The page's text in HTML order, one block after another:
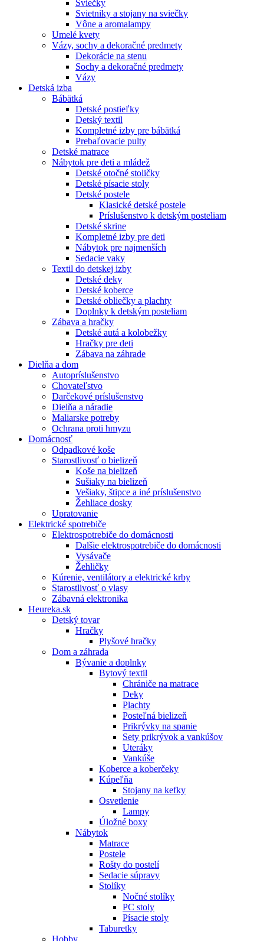
Sviečky
Svietniky a stojany na sviečky
Vône a aromalampy
Umelé kvety
Vázy, sochy a dekoračné predmety
Dekorácie na stenu
Sochy a dekoračné predmety
Vázy
Detská izba
Bábätká
Detské postieľky
Detský textil
Kompletné izby pre bábätká
Prebaľovacie pulty
Detské matrace
Nábytok pre deti a mládež
Detské otočné stoličky
Detské písacie stoly
Detské postele
Klasické detské postele
Príslušenstvo k detským posteliam
Detské skrine
Kompletné izby pre deti
Nábytok pre najmenších
Sedacie vaky
Textil do detskej izby
Detské deky
Detské koberce
Detské obliečky a plachty
Doplnky k detským posteliam
Zábava a hračky
Detské autá a kolobežky
Hračky pre deti
Zábava na záhrade
Dielňa a dom
Autopríslušenstvo
Chovateľstvo
Darčekové príslušenstvo
Dielňa a náradie
Maliarske potreby
Ochrana proti hmyzu
Domácnosť
Odpadkové koše
Starostlivosť o bielizeň
Koše na bielizeň
Sušiaky na bielizeň
Vešiaky, štipce a iné príslušenstvo
Žehliace dosky
Upratovanie
Elektrické spotrebiče
Elektrospotrebiče do domácnosti
Dalšie elektrospotrebiče do domácnosti
Vysávače
Žehličky
Kúrenie, ventilátory a elektrické krby
Starostlivosť o vlasy
Zábavná elektronika
Heureka.sk
Detský tovar
Hračky
Plyšové hračky
Dom a záhrada
Bývanie a doplnky
Bytový textil
Chrániče na matrace
Deky
Plachty
Posteľná bielizeň
Prikrývky na spanie
Sety prikrývok a vankúšov
Uteráky
Vankúše
Koberce a koberčeky
Kúpeľňa
Stojany na kefky
Osvetlenie
Lampy
Úložné boxy
Nábytok
Matrace
Postele
Rošty do postelí
Sedacie súpravy
Stolíky
Nočné stolíky
PC stoly
Písacie stoly
Taburetky
Hobby